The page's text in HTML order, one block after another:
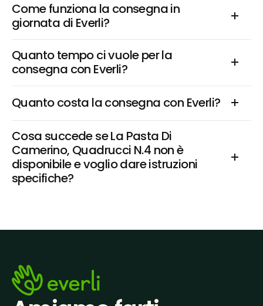
Come funziona la consegna in
giornata di Everli?
Quanto tempo ci vuole per la
consegna con Everli?
Quanto costa la consegna con Everli?
Cosa succede se La Pasta Di
Camerino, Quadrucci N.4 non è
disponibile e voglio dare istruzioni
specifiche?